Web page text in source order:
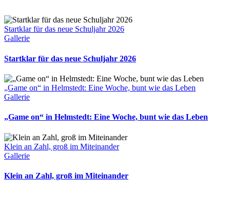
Startklar für das neue Schuljahr 2026
Gallerie
Startklar für das neue Schuljahr 2026
„Game on“ in Helmstedt: Eine Woche, bunt wie das Leben
Gallerie
„Game on“ in Helmstedt: Eine Woche, bunt wie das Leben
Klein an Zahl, groß im Miteinander
Gallerie
Klein an Zahl, groß im Miteinander